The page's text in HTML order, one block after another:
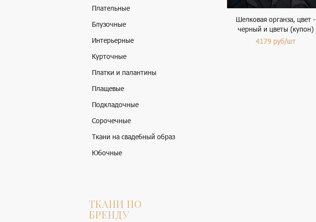
Плательные
Блузочные
Интерьерные
Курточные
Платки и палантины
Плащевые
Подкладочные
Сорочечные
Ткани на свадебный образ
Юбочные
ТКАНИ ПО
БРЕНДУ
Шелковая органза, цвет -
черный и цветы (купон)
4179 руб/шт